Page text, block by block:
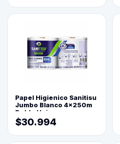
Papel Higienico Sanitisu
Jumbo Blanco 4x250m
Doble Hoja
$30.994